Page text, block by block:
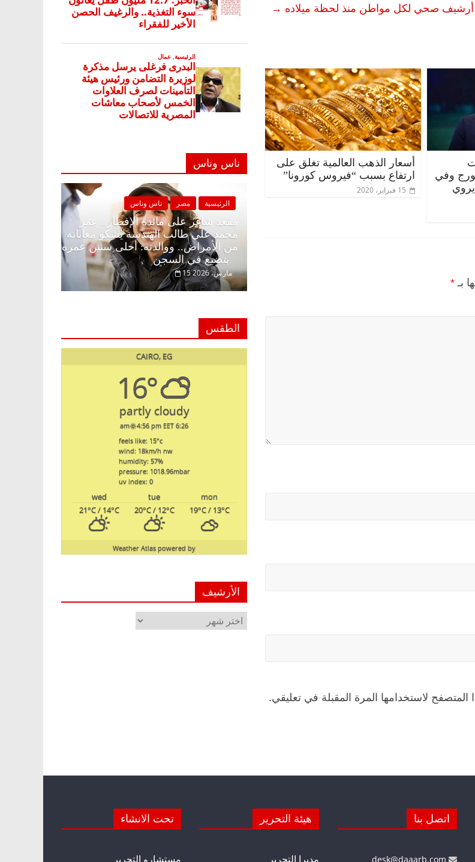
أرشيف صحي لكل مواطن منذ لحظة ميلاده →
وفي
يروي
أسعار الذهب العالمية تغلق على
ارتفاع بسبب “فيروس كورونا”
15 فبراير، 2020
بـ *
لاستخدامها المرة المقبلة في تعليقي.
ناس وناس
الرئيسية
مقعد شاغر على مائدة
محمد علي طالب
من الأمراض.. ووالدته:
بتضيع في السجن
15 مارس، 2026
ناس وناس
مقعد شاغر على الإفطار وبلكونة بلا زينة
رمضان.. د. عبدالخالق فاروق خبير
اقتصادي في انتظار حلم الحرية ولمة
الطقس
CAIRO, EG
16°
partly cloudy
6:26 am
4:56 pm EET
feels like: 15°c
wind: 18km/h nw
humidity: 57%
pressure: 1018.96mbar
uv index: 0
mon
tue
wed
19°C/ 13°C
20°C/ 12°C
21°C/ 14°C
powered by
Weather Atlas
الأرشيف
الأرشيف
اتصل بنا هيئة التحرير
مديرا التحرير
تحت الانشاء
مستشارو التحرير